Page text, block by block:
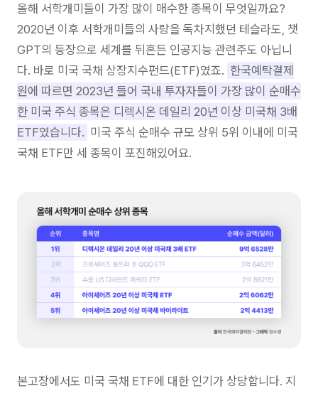
올해 서학개미들이 가장 많이 매수한 종목이 무엇일까요?
2020년 이후 서학개미들의 사랑을 독차지했던 테슬라도, 챗
GPT의 등장으로 세계를 뒤흔든 인공지능 관련주도 아닙니
다. 바로 미국 국채 상장지수펀드(ETF)였죠. 한국예탁결제
원에 따르면 2023년 들어 국내 투자자들이 가장 많이 순매수
한 미국 주식 종목은 디렉시온 데일리 20년 이상 미국채 3배
ETF였습니다. 미국 주식 순매수 규모 상위 5위 이내에 미국
국채 ETF만 세 종목이 포진해있어요.
본고장에서도 미국 국채 ETF에 대한 인기가 상당합니다. 지